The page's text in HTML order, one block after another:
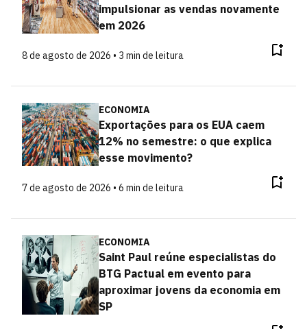
impulsionar as vendas novamente
em 2026
8 de agosto de 2026 • 3 min de leitura
ECONOMIA
Exportações para os EUA caem
12% no semestre: o que explica
esse movimento?
7 de agosto de 2026 • 6 min de leitura
ECONOMIA
Saint Paul reúne especialistas do
BTG Pactual em evento para
aproximar jovens da economia em
SP